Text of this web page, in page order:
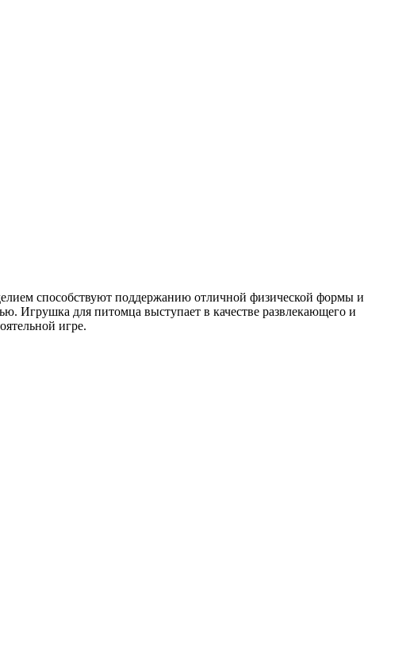
способствуют поддержанию отличной физической формы и
Игрушка для питомца выступает в качестве развлекающего и
игре.